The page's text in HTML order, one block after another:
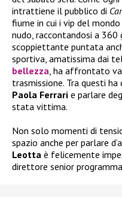
intrattiene il pubblico di
fiume in cui i vip del
nudo, raccontandosi a 360
scoppiettante puntata
sportiva, amatissima dai
bellezza, ha affrontato
trasmissione. Tra questi ha
Paola Ferrari e parlare
stata vittima.
Non solo momenti di
spazio anche per parlare
Leotta è felicemente
direttore senior